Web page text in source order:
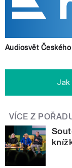
Audiosvět
Jak
VÍCE Z